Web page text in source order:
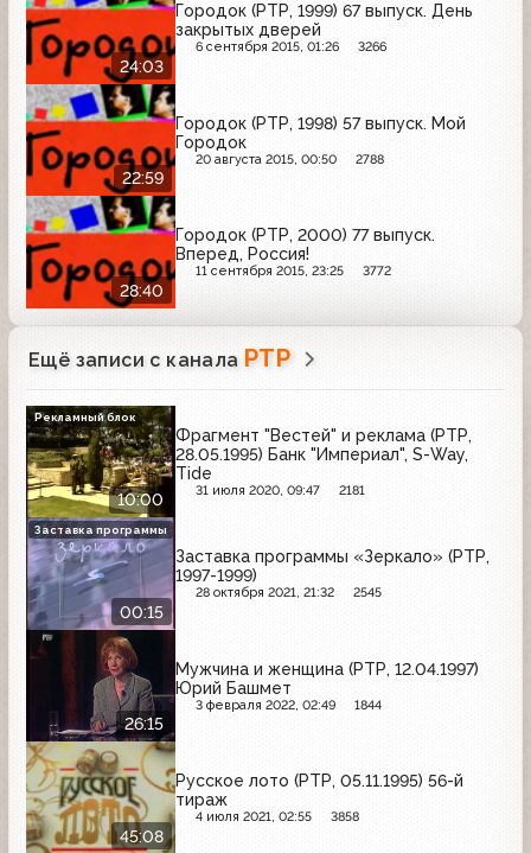
24:03
Городок (РТР, 1999) 67 выпуск. День
закрытых дверей
6 сентября 2015, 01:26 3266
22:59
Городок (РТР, 1998) 57 выпуск. Мой
Городок
20 августа 2015, 00:50 2788
28:40
Городок (РТР, 2000) 77 выпуск.
Вперед, Россия!
11 сентября 2015, 23:25 3772
Ещё записи с канала РТР
10:00
Фрагмент "Вестей" и реклама (РТР,
28.05.1995) Банк "Империал", S-Way,
Tide
31 июля 2020, 09:47 2181
Рекламный блок
00:15
Заставка программы «Зеркало» (РТР,
1997-1999)
28 октября 2021, 21:32 2545
Заставка программы
26:15
Мужчина и женщина (РТР, 12.04.1997)
Юрий Башмет
3 февраля 2022, 02:49 1844
45:08
Русское лото (РТР, 05.11.1995) 56-й
тираж
4 июля 2021, 02:55 3858